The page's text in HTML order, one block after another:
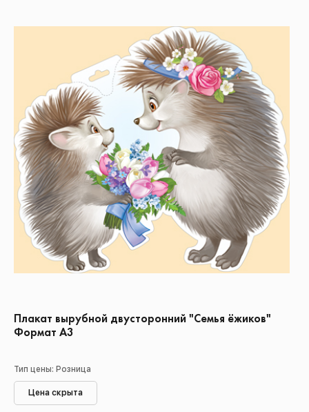
Плакат вырубной двусторонний "Семья ёжиков"
Формат А3
Тип цены: Розница
Цена скрыта